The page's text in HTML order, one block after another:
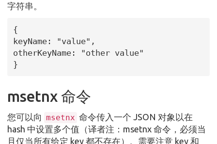
字符串。
{
keyName: "value",
otherKeyName: "other value"
}
msetnx 命令
您可以向 msetnx 命令传入一个 JSON 对象以在
hash 中设置多个值（译者注：msetnx 命令，必须当
且仅当所有给定 key 都不存在）。需要注意 key 和